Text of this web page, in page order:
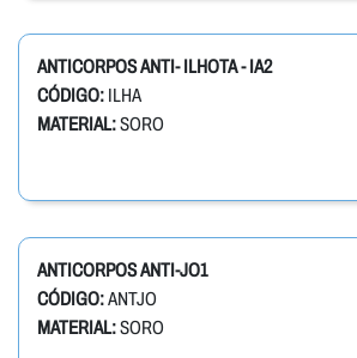
ANTICORPOS ANTI- ILHOTA - IA2
CÓDIGO: ILHA
MATERIAL:SORO
ANTICORPOS ANTI-JO1
CÓDIGO:ANTJO
MATERIAL:SORO